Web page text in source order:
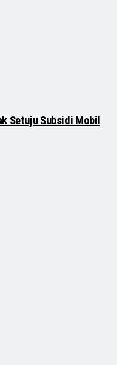
Setuju Subsidi Mobil